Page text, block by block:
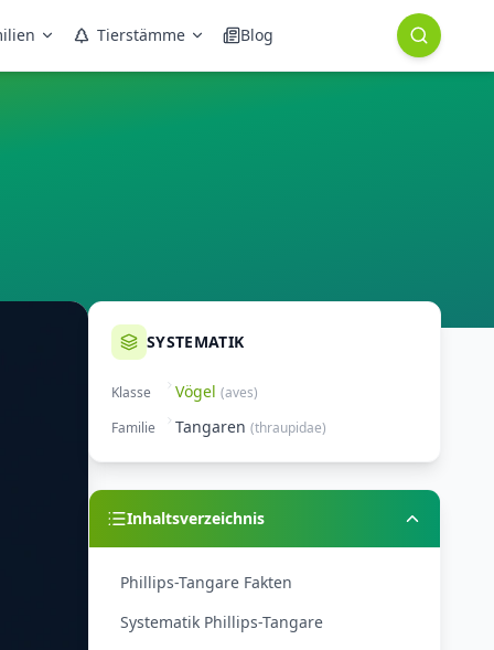
Tierstämme Blog
SYSTEMATIK
Klasse Vögel (aves)
Familie
Tangaren (thraupidae)
Inhaltsverzeichnis
Phillips-Tangare Fakten
Systematik Phillips-Tangare